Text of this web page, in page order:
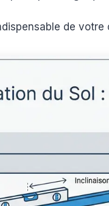
de votre